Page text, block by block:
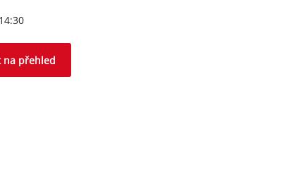
na přehled